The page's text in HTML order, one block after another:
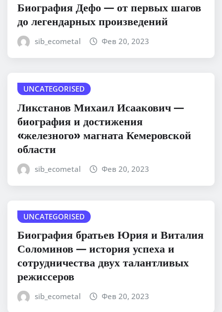
Биография Дефо — от первых шагов
до легендарных произведений
sib_ecometal Фев 20, 2023
UNCATEGORISED
Ликстанов Михаил Исаакович —
биография и достижения
«железного» магната Кемеровской
области
sib_ecometal Фев 20, 2023
UNCATEGORISED
Биография братьев Юрия и Виталия
Соломинов — история успеха и
сотрудничества двух талантливых
режиссеров
sib_ecometal Фев 20, 2023